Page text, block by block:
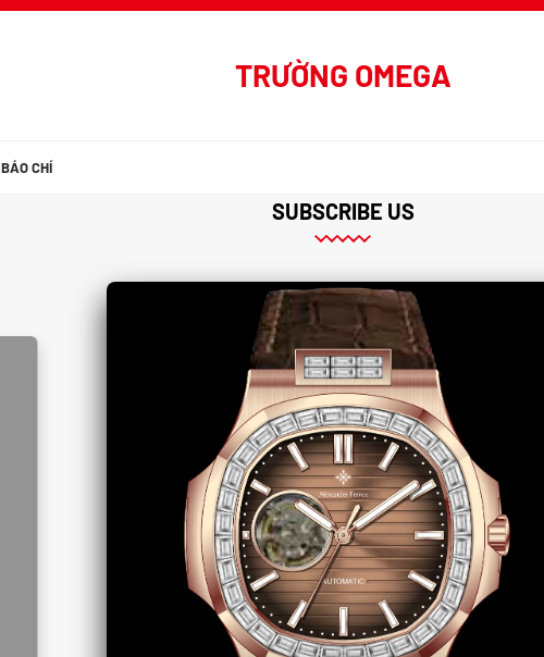
TRƯỜNG OMEGA
BÁO CHÍ
SUBSCRIBE US